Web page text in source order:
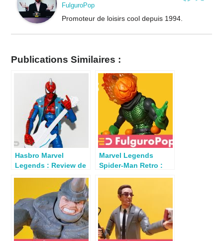
FulguroPop
Promoteur de loisirs cool depuis 1994.
Publications Similaires :
Hasbro Marvel
Legends : Review de
Marvel Legends
Spider-Man Retro :
O’Lantern